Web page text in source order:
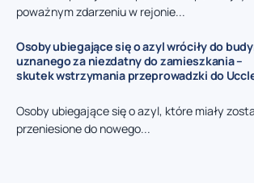
poważnym zdarzeniu w rejonie...
Osoby ubiegające się o azyl wróciły do
uznanego za niezdatny do zamieszkania –
skutek wstrzymania przeprowadzki do
Osoby ubiegające się o azyl, które miały
przeniesione do nowego...